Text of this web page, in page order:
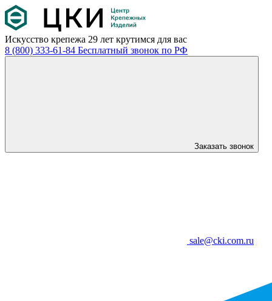
Искусство крепежа 29 лет крутимся для вас
8 (800) 333-61-84 Бесплатный звонок по РФ
Заказать звонок
sale@cki.com.ru